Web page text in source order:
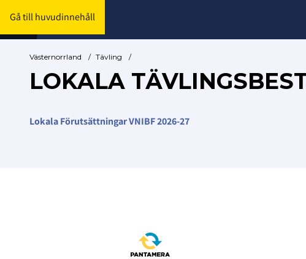
Gå till huvudinnehåll
Västernorrland / Tävling /
LOKALA
Lokala Förutsättningar VNIBF 2026-27